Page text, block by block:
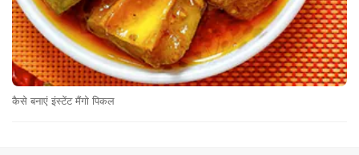
कैसे बनाएं इंस्टेंट मैंगो पिकल